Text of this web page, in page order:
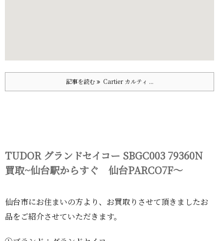
記事を読む Cartier カルティ ...
TUDOR グランドセイコー SBGC003 79360N
買取~仙台駅からすぐ 仙台PARCO7F～
仙台市にお住まいの方より、お買取りさせて頂きましたお
品をご紹介させていただきます。